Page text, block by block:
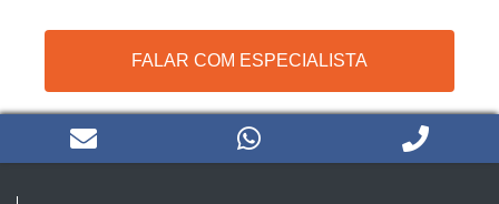
FALAR COM ESPECIALISTA